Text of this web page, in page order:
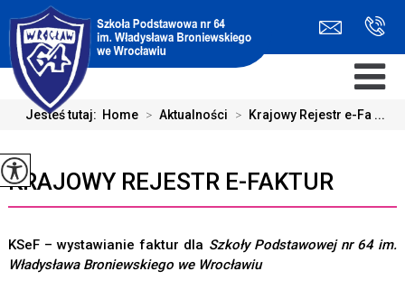
Jesteś tutaj: Home > Aktualności > Krajowy Rejestr e-Fa ...
KRAJOWY REJESTR E-FAKTUR
KSeF – wystawianie faktur dla Szkoły Podstawowej nr 64 im.
Władysława Broniewskiego we Wrocławiu